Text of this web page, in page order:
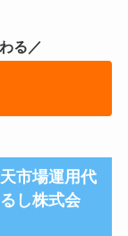
る／
市場運用代
し株式会